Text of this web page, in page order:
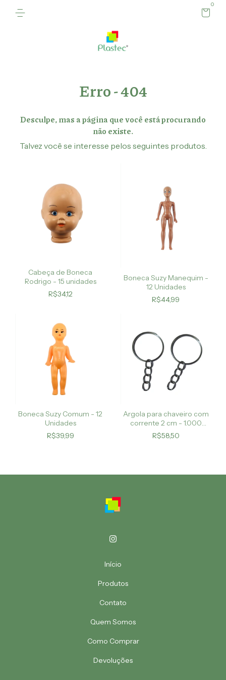
0
Erro - 404
Desculpe, mas a página que você está procurando
não existe.
Talvez você se interesse pelos seguintes produtos.
Cabeça de Boneca
Rodrigo - 15 unidades
R$34,12
Boneca Suzy Manequim -
12 Unidades
R$44,99
Boneca Suzy Comum - 12
Unidades
R$39,99
Argola para chaveiro com
corrente 2 cm - 1.000
unidades
R$58,50
Início
Produtos
Contato
Quem Somos
Como Comprar
Devoluções